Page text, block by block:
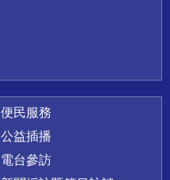
便民服務
公益插播
電台參訪